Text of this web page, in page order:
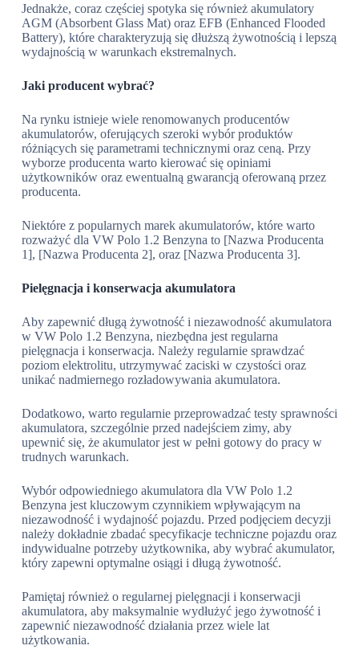
Jednakże, coraz częściej spotyka się również akumulatory
AGM (Absorbent Glass Mat) oraz EFB (Enhanced Flooded
Battery), które charakteryzują się dłuższą żywotnością i lepszą
wydajnością w warunkach ekstremalnych.
Jaki producent wybrać?
Na rynku istnieje wiele renomowanych producentów
akumulatorów, oferujących szeroki wybór produktów
różniących się parametrami technicznymi oraz ceną. Przy
wyborze producenta warto kierować się opiniami
użytkowników oraz ewentualną gwarancją oferowaną przez
producenta.
Niektóre z popularnych marek akumulatorów, które warto
rozważyć dla VW Polo 1.2 Benzyna to [Nazwa Producenta
1], [Nazwa Producenta 2], oraz [Nazwa Producenta 3].
Pielęgnacja i konserwacja akumulatora
Aby zapewnić długą żywotność i niezawodność akumulatora
w VW Polo 1.2 Benzyna, niezbędna jest regularna
pielęgnacja i konserwacja. Należy regularnie sprawdzać
poziom elektrolitu, utrzymywać zaciski w czystości oraz
unikać nadmiernego rozładowywania akumulatora.
Dodatkowo, warto regularnie przeprowadzać testy sprawności
akumulatora, szczególnie przed nadejściem zimy, aby
upewnić się, że akumulator jest w pełni gotowy do pracy w
trudnych warunkach.
Wybór odpowiedniego akumulatora dla VW Polo 1.2
Benzyna jest kluczowym czynnikiem wpływającym na
niezawodność i wydajność pojazdu. Przed podjęciem decyzji
należy dokładnie zbadać specyfikacje techniczne pojazdu oraz
indywidualne potrzeby użytkownika, aby wybrać akumulator,
który zapewni optymalne osiągi i długą żywotność.
Pamiętaj również o regularnej pielęgnacji i konserwacji
akumulatora, aby maksymalnie wydłużyć jego żywotność i
zapewnić niezawodność działania przez wiele lat
użytkowania.